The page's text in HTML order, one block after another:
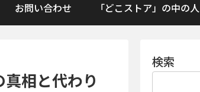
お問い合わせ 「どこストア」の中の人
相と代わり
検索